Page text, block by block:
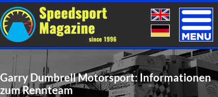
Toggle
Garry Dumbrell Motorsport: Informationen
zum Rennteam